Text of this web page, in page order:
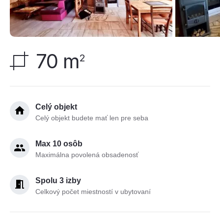
70 m2
Celý objekt
Celý objekt budete mať len pre seba
Max 10 osôb
Maximálna povolená obsadenosť
Spolu 3 izby
Celkový počet miestností v ubytovaní